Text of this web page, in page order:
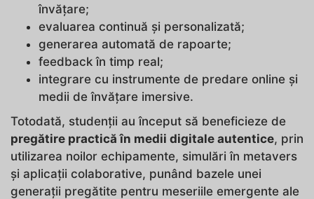
învățare;
evaluarea continuă și personalizată;
generarea automată de rapoarte;
feedback în timp real;
integrare cu instrumente de predare online și
medii de învățare imersive.
Totodată, studenții au început să beneficieze de
pregătire practică în medii digitale autentice, prin
utilizarea noilor echipamente, simulări în metavers
și aplicații colaborative, punând bazele unei
generații pregătite pentru meseriile emergente ale